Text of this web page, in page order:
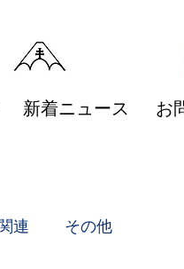
新着ニュース お
連 その他